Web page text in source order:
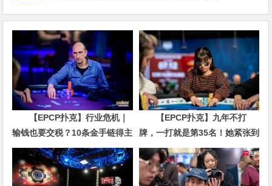
【EPCP扑克】行业危机｜
输钱也要交税？10条金手链得主
直言“扛不住”，主动砍掉四分之
三比赛
【EPCP扑克】九年不打
牌，一打就是第35名！她紧张到
脚悬空，但全世界以为她很淡定